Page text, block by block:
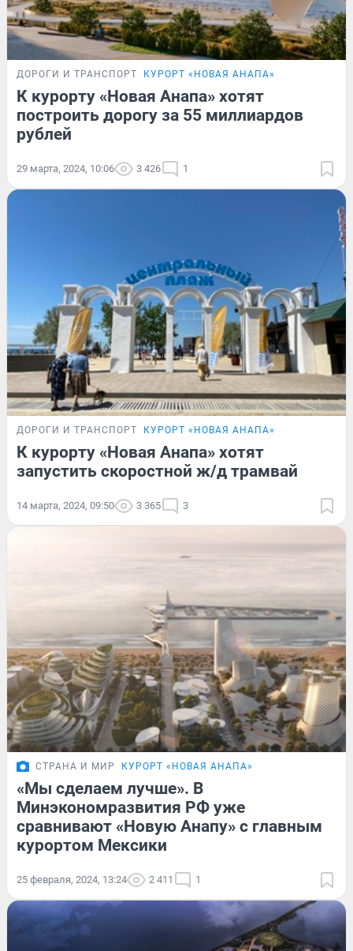
ДОРОГИ И ТРАНСПОРТ КУРОРТ «НОВАЯ АНАПА»
К курорту «Новая Анапа» хотят
построить дорогу за 55 миллиардов
рублей
29 марта, 2024, 10:06 3 426 1
ДОРОГИ И ТРАНСПОРТ КУРОРТ «НОВАЯ АНАПА»
К курорту «Новая Анапа» хотят
запустить скоростной ж/д трамвай
14 марта, 2024, 09:50 3 365 3
СТРАНА И МИР КУРОРТ «НОВАЯ АНАПА»
«Мы сделаем лучше». В
Минэкономразвития РФ уже
сравнивают «Новую Анапу» с главным
курортом Мексики
25 февраля, 2024, 13:24 2 411 1